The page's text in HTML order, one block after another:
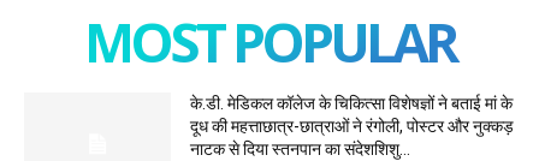
MOST POPULAR
के.डी. मेडिकल कॉलेज के चिकित्सा विशेषज्ञों ने बताई मां के
दूध की महत्ताछात्र-छात्राओं ने रंगोली, पोस्टर और नुक्कड़
नाटक से दिया स्तनपान का संदेशशिशु...